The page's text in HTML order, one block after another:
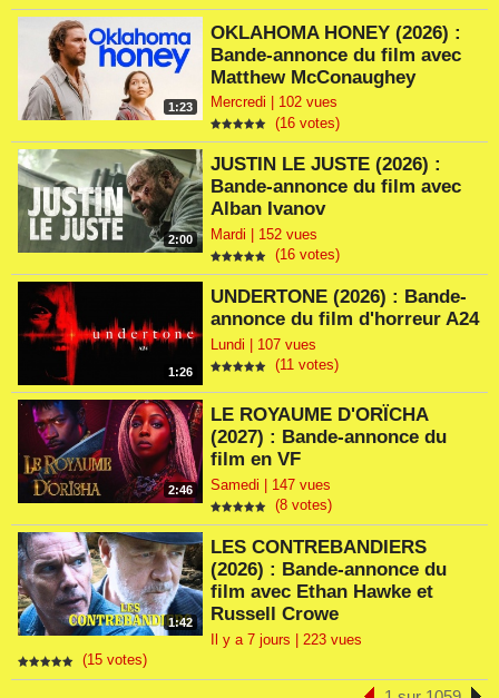
1:23
OKLAHOMA HONEY (2026) :
Bande-annonce du film avec
Matthew McConaughey
Mercredi | 102 vues
(16 votes)
2:00
JUSTIN LE JUSTE (2026) :
Bande-annonce du film avec
Alban Ivanov
Mardi | 152 vues
(16 votes)
1:26
UNDERTONE (2026) : Bande-
annonce du film d'horreur A24
Lundi | 107 vues
(11 votes)
2:46
LE ROYAUME D'ORÏCHA
(2027) : Bande-annonce du
film en VF
Samedi | 147 vues
(8 votes)
1:42
LES CONTREBANDIERS
(2026) : Bande-annonce du
film avec Ethan Hawke et
Russell Crowe
Il y a 7 jours | 223 vues
(15 votes)